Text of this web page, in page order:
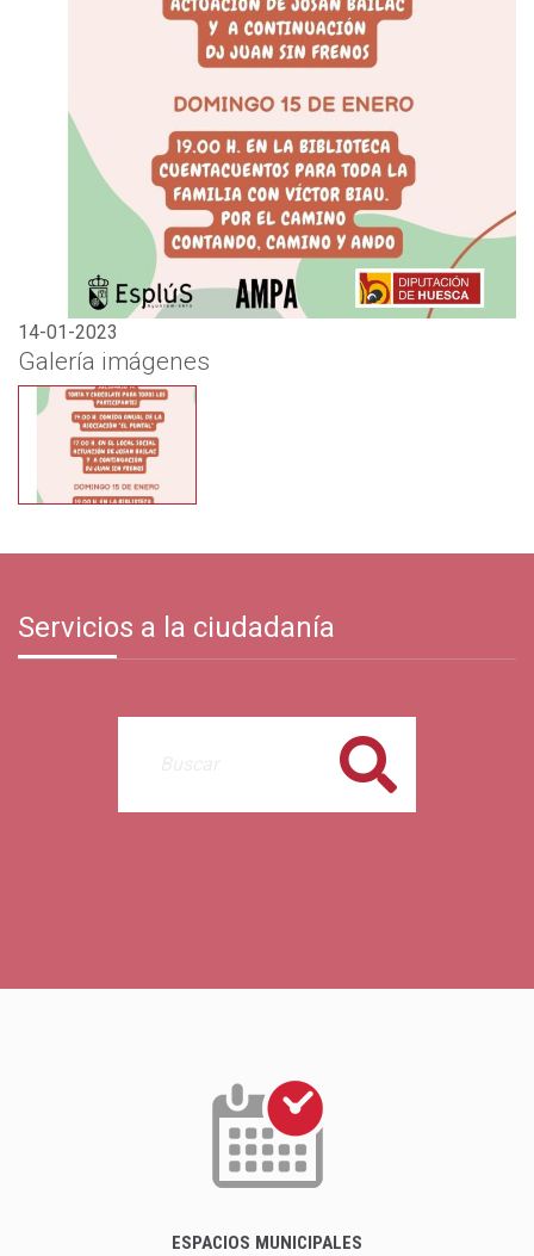
14-01-2023
Galería imágenes
Servicios a la ciudadanía
Buscar
ESPACIOS MUNICIPALES